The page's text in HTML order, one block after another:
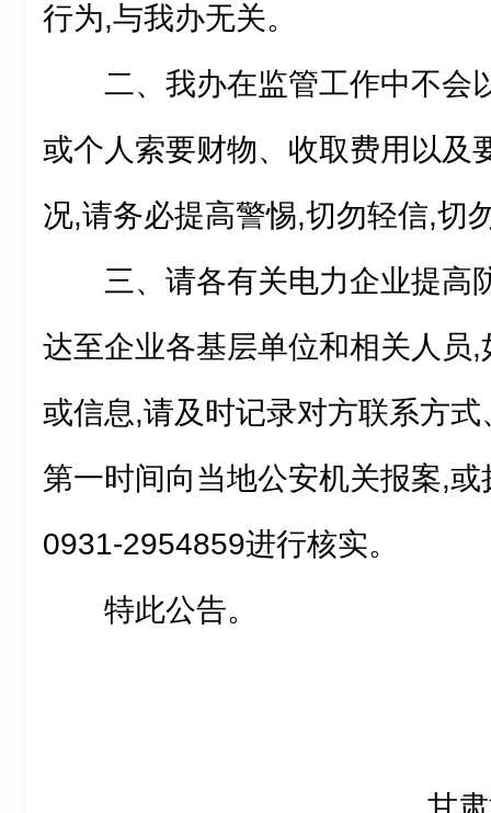
行为,与我办无关。
二、我办在监管工作中不会
或个人索要财物、收取费用以及
况,请务必提高警惕,切勿轻信,切
三、请各有关电力企业提高
达至企业各基层单位和相关人员
或信息,请及时记录对方联系方
第一时间向当地公安机关报案,
0931-2954859进行核实。
特此公告。